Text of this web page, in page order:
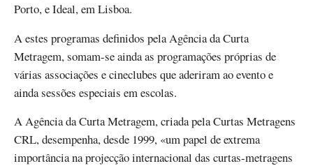
Porto, e Ideal, em Lisboa.
A estes programas definidos pela Agência da Curta
Metragem, somam-se ainda as programações próprias de
várias associações e cineclubes que aderiram ao evento e
ainda sessões especiais em escolas.
A Agência da Curta Metragem, criada pela Curtas Metragens
CRL, desempenha, desde 1999, «um papel de extrema
importância na projecção internacional das curtas-metragens